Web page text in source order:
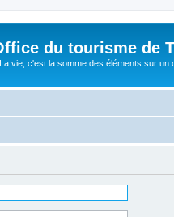
du tourisme de
vie, c'est la somme des éléments sur un